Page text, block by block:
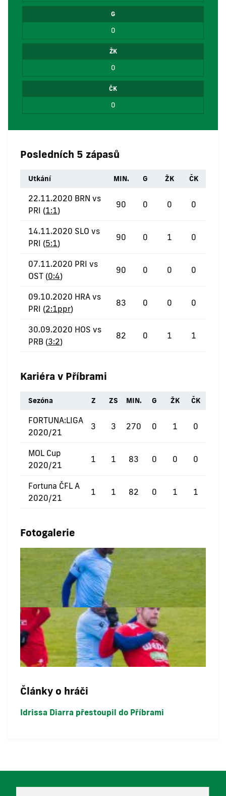
G
0
ŽK
0
ČK
0
Posledních 5 zápasů
Utkání MIN. G ŽK ČK
22.11.2020 BRN vs
PRI (1:1)
90 0 0 0
14.11.2020 SLO vs
PRI (5:1)
90 0 1 0
07.11.2020 PRI vs
OST (0:4)
90 0 0 0
09.10.2020 HRA vs
PRI (2:1ppr)
83 0 0 0
30.09.2020 HOS vs
PRB (3:2)
82 0 1 1
Kariéra v Příbrami
Sezóna Z ZS MIN. G ŽK ČK
FORTUNA:LIGA
2020/21
3 3 270 0 1 0
MOL Cup
2020/21
1 1 83 0 0 0
Fortuna ČFL A
2020/21
1 1 82 0 1 1
Fotogalerie
Články o hráči
Idrissa Diarra přestoupil do Příbrami